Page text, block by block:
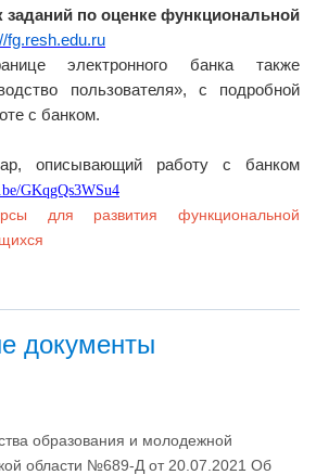
по оценке функциональной
fg.resh.edu.ru
электронного банка также
пользователя», с подробной
с банком.
описывающий работу с банком
GKqgQs3WSu4
для развития функциональной
документы
образования и молодежной
области №689-Д от 20.07.2021 Об